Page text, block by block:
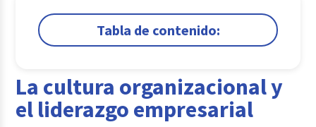
Tabla de contenido:
2.Roles de RRHH en Gestión del cambio
organizacional
La cultura organizacional y
el liderazgo empresarial